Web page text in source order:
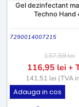
Gel dezinfectant
Techno Hand
7290014007215
137,59lei
116,95 lei+
141,51 lei (TVA
Adauga in cos